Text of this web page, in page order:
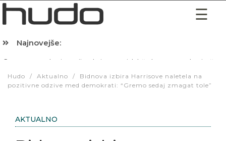
Najnovejše:
pozitivne odzive med demokrati: “Gremo sedaj zmagat tole”